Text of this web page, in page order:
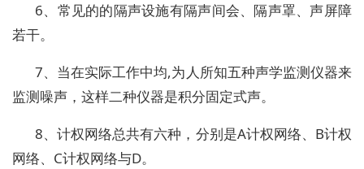
6、常见的的隔声设施有隔声间会、隔声罩、声屏障
若干。
7、当在实际工作中均,为人所知五种声学监测仪器来
监测噪声，这样二种仪器是积分固定式声。
8、计权网络总共有六种，分别是A计权网络、B计权
网络、C计权网络与D。